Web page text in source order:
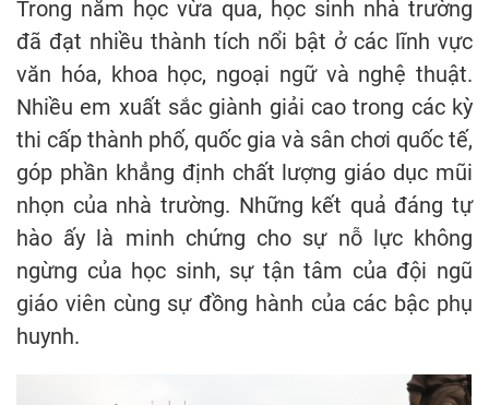
Trong năm học vừa qua, học sinh nhà trường
đã đạt nhiều thành tích nổi bật ở các lĩnh vực
văn hóa, khoa học, ngoại ngữ và nghệ thuật.
Nhiều em xuất sắc giành giải cao trong các kỳ
thi cấp thành phố, quốc gia và sân chơi quốc tế,
góp phần khẳng định chất lượng giáo dục mũi
nhọn của nhà trường. Những kết quả đáng tự
hào ấy là minh chứng cho sự nỗ lực không
ngừng của học sinh, sự tận tâm của đội ngũ
giáo viên cùng sự đồng hành của các bậc phụ
huynh.